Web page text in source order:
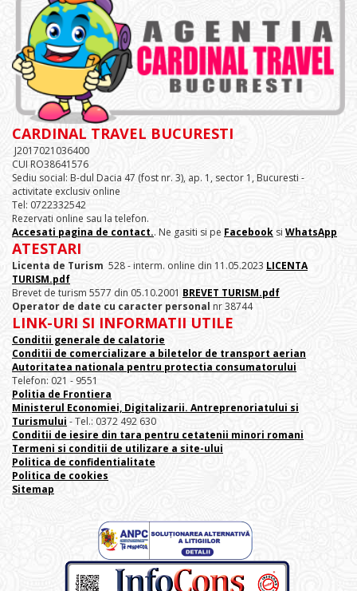
CARDINAL TRAVEL BUCURESTI
J2017021036400
CUI RO38641576
Sediu social: B-dul Dacia 47 (fost nr. 3), ap. 1, sector 1, Bucuresti -
activitate exclusiv online
Tel: 0722332542
Rezervati online sau la telefon.
Accesati pagina de contact.. Ne gasiti si pe Facebook si WhatsApp
ATESTARI
Licenta de Turism 528 - interm. online din 11.05.2023 LICENTA
TURISM.pdf
Brevet de turism 5577 din 05.10.2001 BREVET TURISM.pdf
Operator de date cu caracter personal nr 38744
LINK-URI SI INFORMATII UTILE
Conditii generale de calatorie
Conditii de comercializare a biletelor de transport aerian
Autoritatea nationala pentru protectia consumatorului
Telefon: 021 - 9551
Politia de Frontiera
Ministerul Economiei, Digitalizarii. Antreprenoriatului si
Turismului - Tel.: 0372 492 630
Conditii de iesire din tara pentru cetatenii minori romani
Termeni si conditii de utilizare a site-ului
Politica de confidentialitate
Politica de cookies
Sitemap